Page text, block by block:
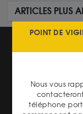
ARTICLES PLUS
POINT DE
Nous vous
téléphone